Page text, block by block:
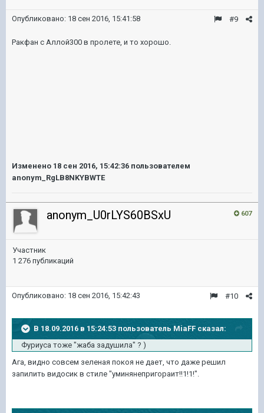
#9
Опубликовано: 18 сен 2016, 15:41:58
Ракфан с Аллой300 в пролете, и то хорошо.
Изменено 18 сен 2016, 15:42:36 пользователем
anonym_RgLB8NKYBWTE
607
anonym_U0rLYS60BSxU
Участник
1 276 публикаций
#10
Опубликовано: 18 сен 2016, 15:42:43
В 18.09.2016 в 15:24:53 пользователь MiaFF сказал:
Фуриуса тоже "жаба задушила" ? )
Ага, видно совсем зеленая покоя не дает, что даже решил
запилить видосик в стиле "уминянепригораит!!1!1!".